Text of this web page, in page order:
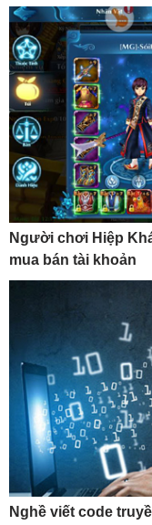
Người chơi Hiệp
mua bán tài khoản
Nghề viết code